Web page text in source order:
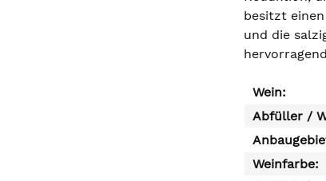
besitzt
und die
Wein:
Abfüller /
Weinfarbe: